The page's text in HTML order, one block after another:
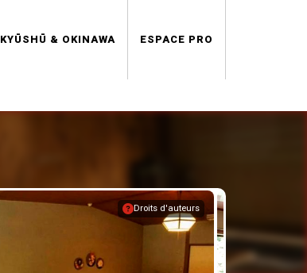
KYŪSHŪ & OKINAWA ESPACE PRO
Droits d'auteurs